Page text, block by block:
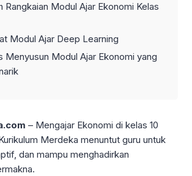
Rangkaian Modul Ajar Ekonomi Kelas
Modul Ajar Deep Learning
Menyusun Modul Ajar Ekonomi yang
– Mengajar Ekonomi di kelas 10
Merdeka menuntut guru untuk
dan mampu menghadirkan